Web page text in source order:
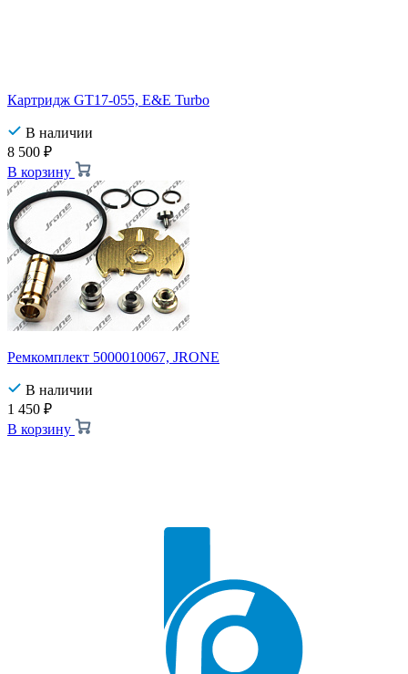
Картридж GT17-055, E&E Turbo
В наличии
8 500 ₽
В корзину
Ремкомплект 5000010067, JRONE
В наличии
1 450 ₽
В корзину